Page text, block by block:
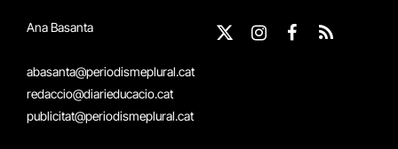
Ana Basanta
abasanta@periodismeplural.cat
redaccio@diarieducacio.cat
publicitat@periodismeplural.cat
X
Instagram
Facebook
RSS